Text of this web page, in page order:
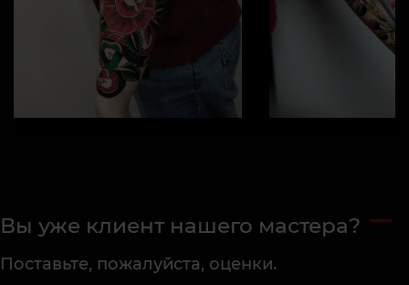
Вы уже клиент нашего мастера?
Поставьте, пожалуйста, оценки.